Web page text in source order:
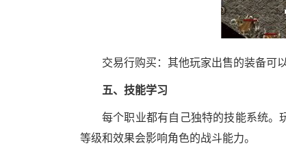
交易行购买：其他玩家出售的装备可
五、技能学习
每个职业都有自己独特的技能系统。
等级和效果会影响角色的战斗能力。